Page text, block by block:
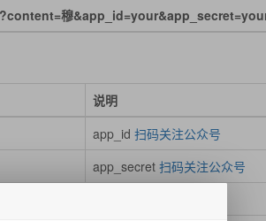
穆
说明
app_id 扫码关注公众号
app_secret 扫码关注公众号